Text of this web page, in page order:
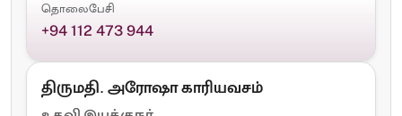
தொலைபேசி
+94 112 473 944
திருமதி. அரோஷா காரியவசம்